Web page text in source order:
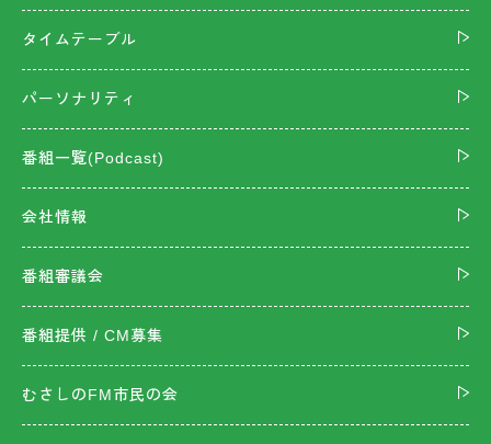
タイムテーブル
パーソナリティ
番組一覧(Podcast)
会社情報
番組審議会
番組提供 / CM募集
むさしのFM市民の会